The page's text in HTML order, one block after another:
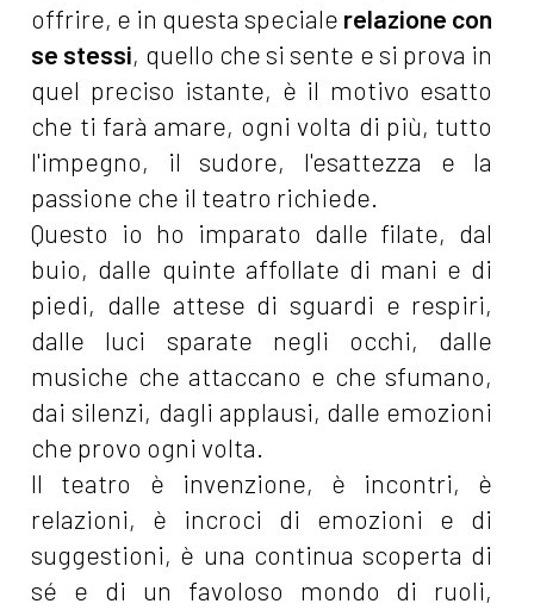
offrire, e in questa speciale relazione con
se stessi, quello che si sente e si prova in
quel preciso istante, è il motivo esatto
che ti farà amare, ogni volta di più, tutto
l'impegno, il sudore, l'esattezza e la
passione che il teatro richiede.
Questo io ho imparato dalle filate, dal
buio, dalle quinte affollate di mani e di
piedi, dalle attese di sguardi e respiri,
dalle luci sparate negli occhi, dalle
musiche che attaccano e che sfumano,
dai silenzi, dagli applausi, dalle emozioni
che provo ogni volta.
Il teatro è invenzione, è incontri, è
relazioni, è incroci di emozioni e di
suggestioni, è una continua scoperta di
sé e di un favoloso mondo di ruoli,